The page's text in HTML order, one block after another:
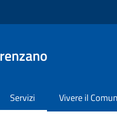
Servizi Vivere il